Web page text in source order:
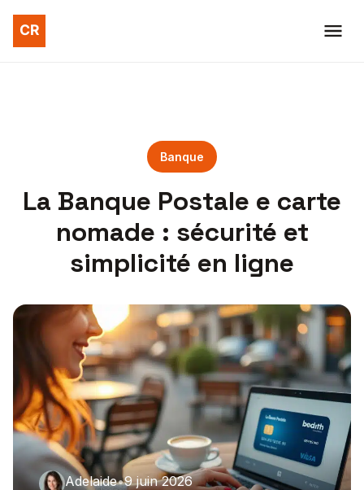
Banque
La Banque Postale e carte
nomade : sécurité et
simplicité en ligne
Adelaide•9 juin 2026